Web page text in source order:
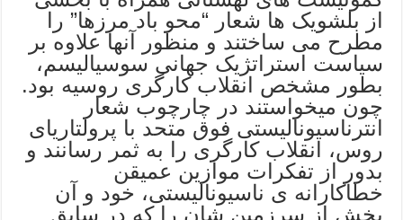
از بلشویک ها شعار “محو باد مرزها” را
مطرح می ساختند و منظور آنها علاوه بر
سیاست استراتژیک جهانی سوسیالیسم،
بطور مشخص انقلاب کارگری روسیه بود.
چون میخواستند در چارچوب شعار
انترناسیونالیستی فوق متحد با پرولتاریای
روس، انقلاب کارگری را به ثمر رسانند و
بدور از تفکرات موازین عمیقن
خطاکارانه ی ناسیونالیستی، خود و آن
بخش از سرزمین شان را که در سابق